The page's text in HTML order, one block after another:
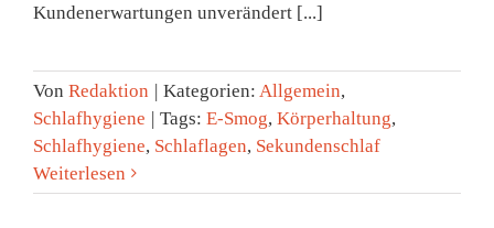
Kundenerwartungen unverändert [...]
Von Redaktion | Kategorien: Allgemein,
Schlafhygiene | Tags: E-Smog, Körperhaltung,
Schlafhygiene, Schlaflagen, Sekundenschlaf
Weiterlesen